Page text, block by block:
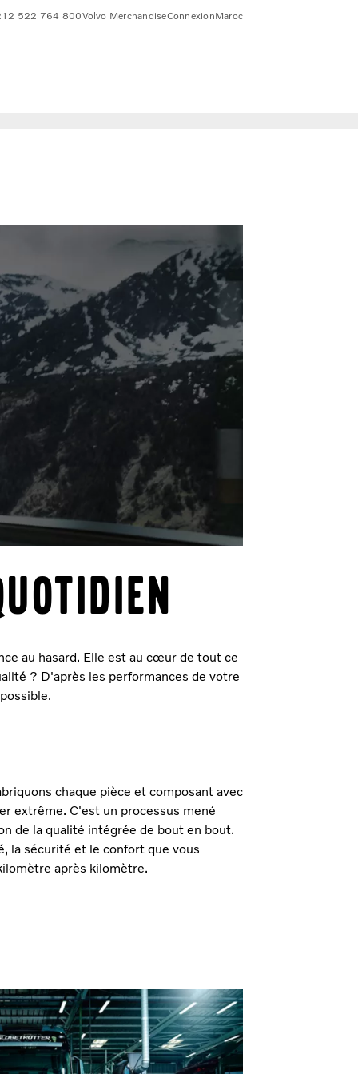
522 764 800Volvo MerchandiseConnexionMaroc
au hasard. Elle est au cœur de tout ce
? D'après les performances de votre
chaque pièce et composant avec
extrême. C'est un processus mené
de la qualité intégrée de bout en bout.
la sécurité et le confort que vous
après kilomètre.